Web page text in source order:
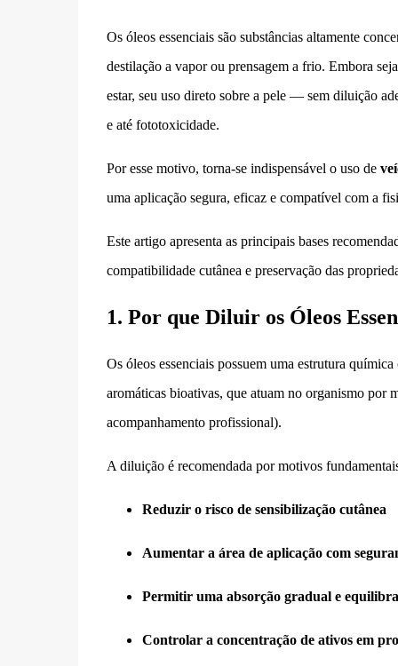
Os óleos essenciais são substâncias altamente
destilação a vapor ou prensagem a frio. Embora
estar, seu uso direto sobre a pele — sem diluição
e até fototoxicidade.
Por esse motivo, torna-se indispensável o uso de
uma aplicação segura, eficaz e compatível com a
Este artigo apresenta as principais bases
compatibilidade cutânea e preservação das
1. Por que Diluir os Óleos
Os óleos essenciais possuem uma estrutura
aromáticas bioativas, que atuam no organismo por
acompanhamento profissional).
A diluição é recomendada por motivos
Reduzir o risco de sensibilização cutânea
Aumentar a área de aplicação com
Permitir uma absorção gradual e
Controlar a concentração de ativos em